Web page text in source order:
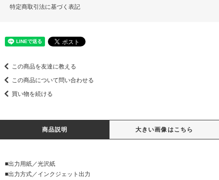
特定商取引法に基づく表記
この商品を友達に教える
この商品について問い合わせる
買い物を続ける
商品説明 大きい画像はこちら
■出力用紙／光沢紙
■出力方式／インクジェット出力